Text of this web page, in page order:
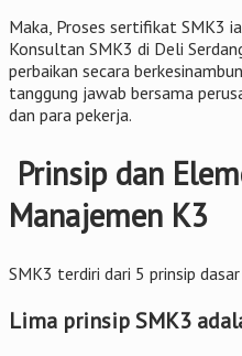
Maka, Proses sertifikat SMK3
Konsultan SMK3 di Deli
perbaikan secara
tanggung jawab bersama
dan para pekerja.
Prinsip dan
Manajemen K3
SMK3 terdiri dari 5 prinsip
Lima prinsip SMK3